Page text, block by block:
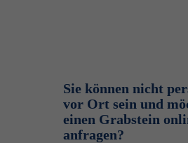
Sie können nicht
vor Ort sein und
einen Grabstein
anfragen?